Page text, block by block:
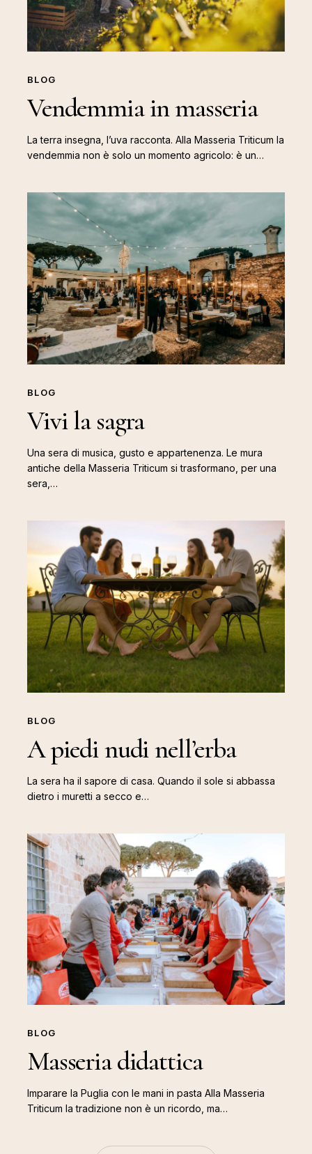
BLOG
Vendemmia in masseria
La terra insegna, l’uva racconta. Alla Masseria Triticum la
vendemmia non è solo un momento agricolo: è un…
sagra
BLOG
Vivi la sagra
Una sera di musica, gusto e appartenenza. Le mura
antiche della Masseria Triticum si trasformano, per una
sera,…
piedi
nudi
nell’erba
BLOG
A piedi nudi nell’erba
La sera ha il sapore di casa. Quando il sole si abbassa
dietro i muretti a secco e…
Masseria
didattica
BLOG
Masseria didattica
Imparare la Puglia con le mani in pasta Alla Masseria
Triticum la tradizione non è un ricordo, ma…